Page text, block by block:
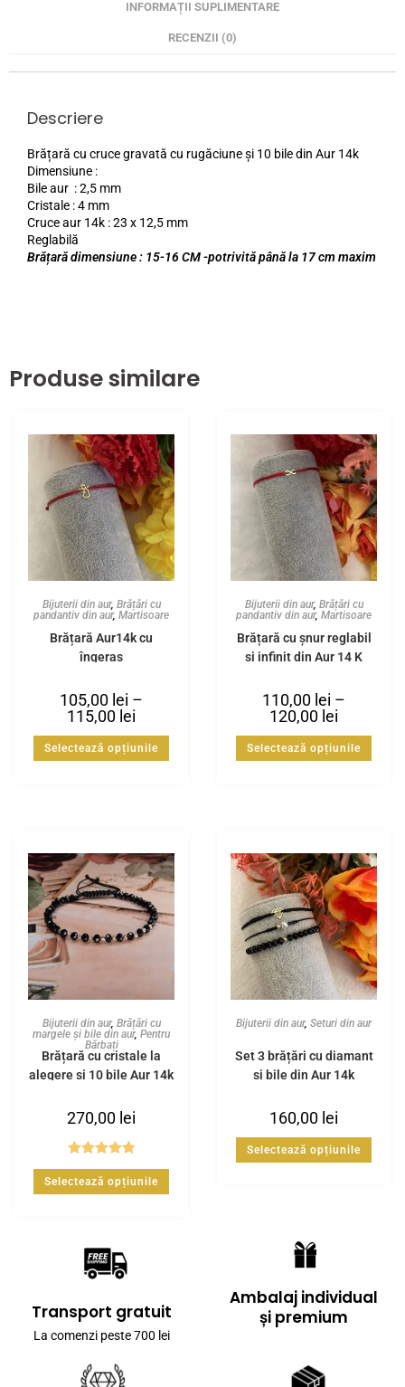
INFORMAȚII SUPLIMENTARE
RECENZII (0)
Descriere
Brățară cu cruce gravată cu rugăciune și 10 bile din Aur 14k
Dimensiune :
Bile aur : 2,5 mm
Cristale : 4 mm
Cruce aur 14k : 23 x 12,5 mm
Reglabilă
Brățară dimensiune : 15-16 CM -potrivită până la 17 cm maxim
Produse similare
Bijuterii din aur, Brățări cu
pandantiv din aur, Martisoare
Brățară Aur14k cu
îngeraș
105,00 lei –
115,00 lei
Selectează opțiunile
Bijuterii din aur, Brățări cu
pandantiv din aur, Martisoare
Brățară cu șnur reglabil
si infinit din Aur 14 K
110,00 lei –
120,00 lei
Selectează opțiunile
Bijuterii din aur, Brățări cu
margele și bile din aur, Pentru
Bărbați
Brățară cu cristale la
alegere și 10 bile Aur 14k
270,00 lei
Evaluat la
5.00din 5
Selectează opțiunile
Bijuterii din aur, Seturi din aur
Set 3 brățări cu diamant
și bile din Aur 14k
160,00 lei
Selectează opțiunile
Transport gratuit
La comenzi peste 700 lei
Ambalaj individual
și premium